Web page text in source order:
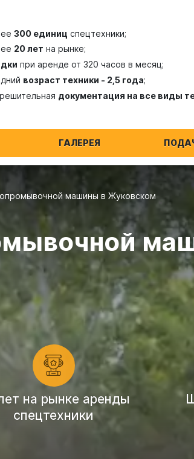
300 единиц спецтехники;
20 лет на рынке;
при аренде от 320 часов в месяц;
возраст техники - 2,5 года;
документация на все виды
ГАЛЕРЕЯ
машины в Жуковском
на рынке аренды
спецтехники